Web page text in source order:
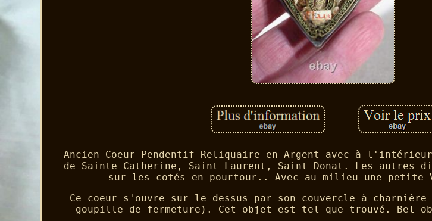
Ancien Coeur Pendentif Reliquaire en Argent avec à
de Sainte Catherine, Saint Laurent, Saint Donat. Les autres
sur les cotés en pourtour.. Avec au milieu une petite
Ce coeur s'ouvre sur le dessus par son couvercle à
goupille de fermeture). Cet objet est tel que trouvé. Bel